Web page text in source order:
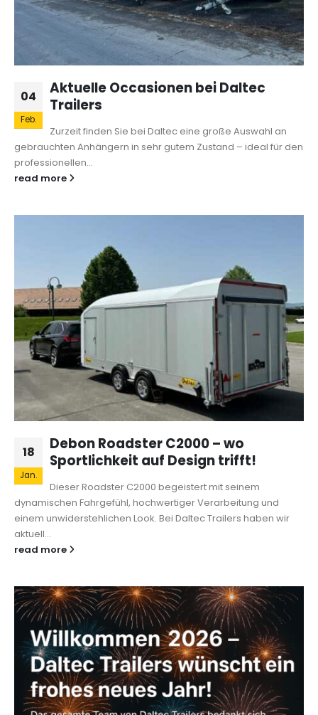
04
Feb.
Aktuelle Occasionen bei Daltec
Trailers
Zurzeit finden Sie bei Daltec eine große Auswahl an
gebrauchten Anhängern in sehr gutem Zustand – ideal für den
professionellen...
read more
18
Jan.
Debon Roadster C2000 – wo
Sportlichkeit auf Design trifft!
Dieser Roadster C2000 begeistert mit seinem
dynamischen Fahrgefühl, hochwertiger Verarbeitung und
einem unwiderstehlichen Look. Bei Daltec Trailers haben wir
aktuell...
read more